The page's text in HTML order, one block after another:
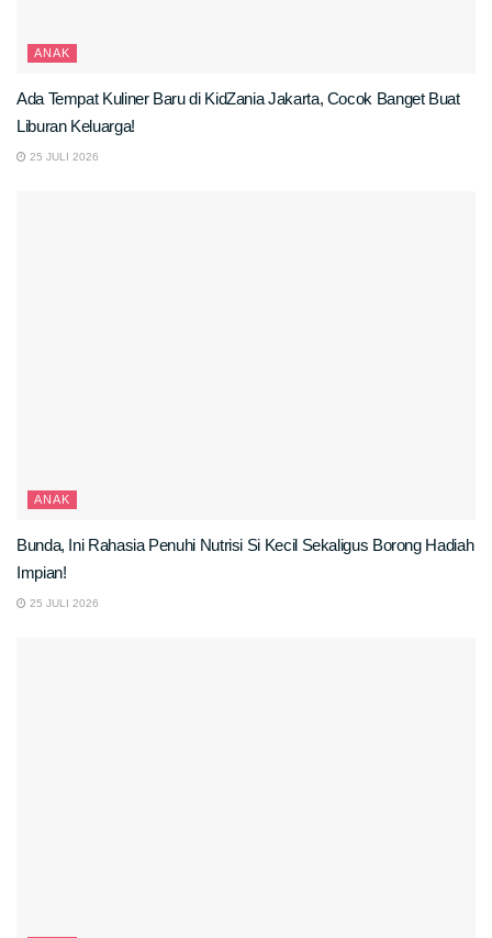
ANAK
Ada Tempat Kuliner Baru di KidZania Jakarta, Cocok Banget Buat
Liburan Keluarga!
25 JULI 2026
ANAK
Bunda, Ini Rahasia Penuhi Nutrisi Si Kecil Sekaligus Borong Hadiah
Impian!
25 JULI 2026